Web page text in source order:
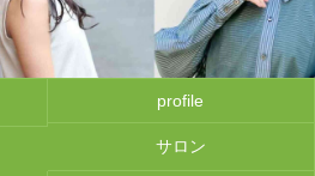
profile
サロン